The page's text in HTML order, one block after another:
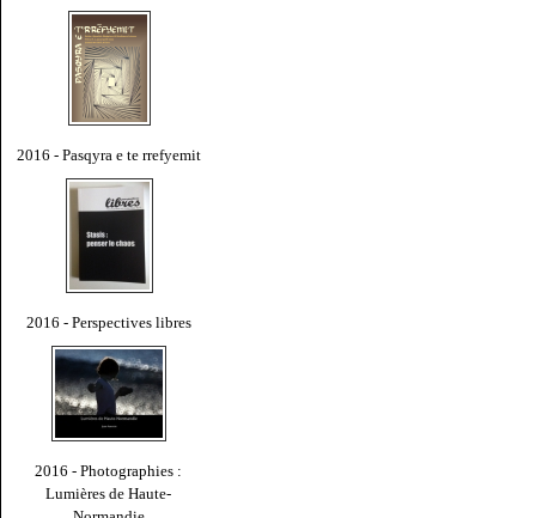
2016 - Pasqyra e te rrefyemit
2016 - Perspectives libres
2016 - Photographies :
Lumières de Haute-